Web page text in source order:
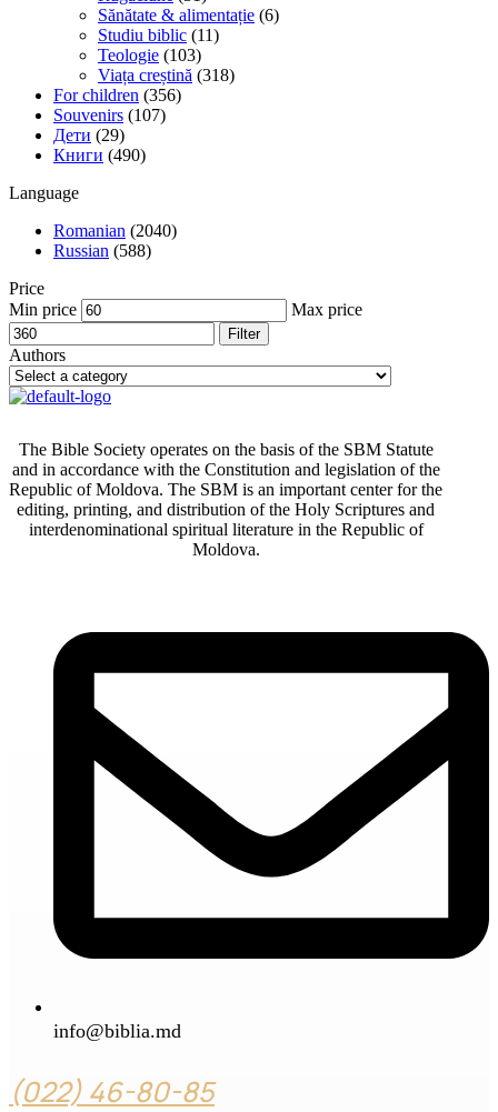
Sănătate & alimentație (6)
Studiu biblic (11)
Teologie (103)
Viața creștină (318)
For children (356)
Souvenirs (107)
Дети (29)
Книги (490)
Language
Romanian (2040)
Russian (588)
Price
Min price
Max price
Filter
Authors
The Bible Society operates on the basis of the SBM Statute
and in accordance with the Constitution and legislation of the
Republic of Moldova. The SBM is an important center for the
editing, printing, and distribution of the Holy Scriptures and
interdenominational spiritual literature in the Republic of
Moldova.
info@biblia.md
(022) 46-80-85